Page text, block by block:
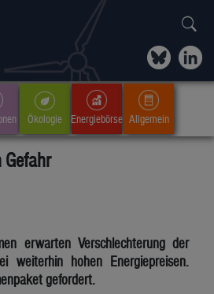
Ökologie Energiebörse Allgemein
erwarten Verschlechterung der
weiterhin hohen Energiepreisen.
gefordert.